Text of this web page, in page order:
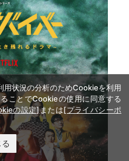
用状況の分析のためCookieを利用
ことでCookieの使用に同意する
の設定]または[プライバシーポ